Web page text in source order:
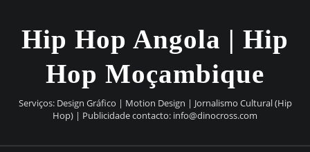
Hip Hop Angola | Hip
Hop Moçambique
Serviços: Design Gráfico | Motion Design | Jornalismo Cultural (Hip
Hop) | Publicidade contacto: info@dinocross.com